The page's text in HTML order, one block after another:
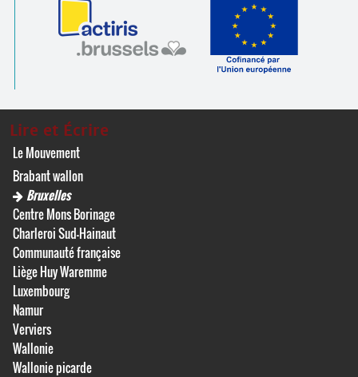
Lire et Écrire
Le Mouvement
Brabant wallon
Bruxelles
Centre Mons Borinage
Charleroi Sud-Hainaut
Communauté française
Liège Huy Waremme
Luxembourg
Namur
Verviers
Wallonie
Wallonie picarde